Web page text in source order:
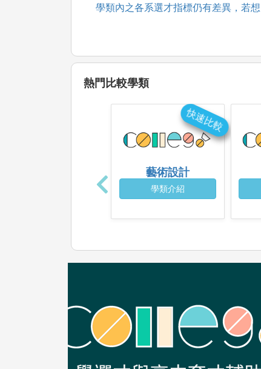
學類內之各系選才指標仍有差異，若
熱門比較學類
藝術設計
學類介紹
快速比較